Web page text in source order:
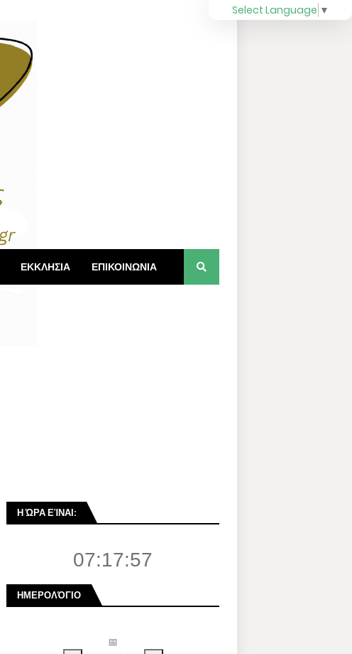
ΕΚΚΛΗΣΙΑ ΕΠΙΚΟΙΝΩΝΙΑ
Select Language ▼
Η ΏΡΑ ΕΊΝΑΙ:
07:17:58
ΗΜΕΡΟΛΌΓΙΟ
📅